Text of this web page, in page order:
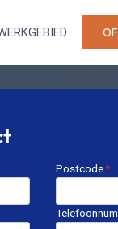
Postcode*